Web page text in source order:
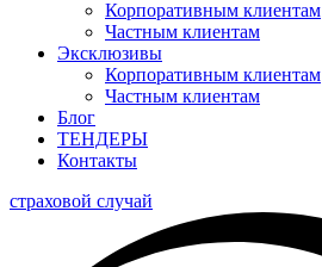
Корпоративным клиентам
Частным клиентам
Эксклюзивы
Корпоративным клиентам
Частным клиентам
Блог
ТЕНДЕРЫ
Контакты
страховой случай